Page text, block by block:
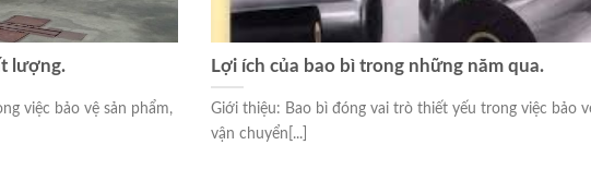
lượng.
việc bảo vệ sản phẩm,
Lợi ích của bao bì trong những năm qua.
Giới thiệu: Bao bì đóng vai trò thiết yếu trong việc bảo
vận chuyển[...]